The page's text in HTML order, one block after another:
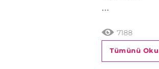
...
7188
Tümünü Oku